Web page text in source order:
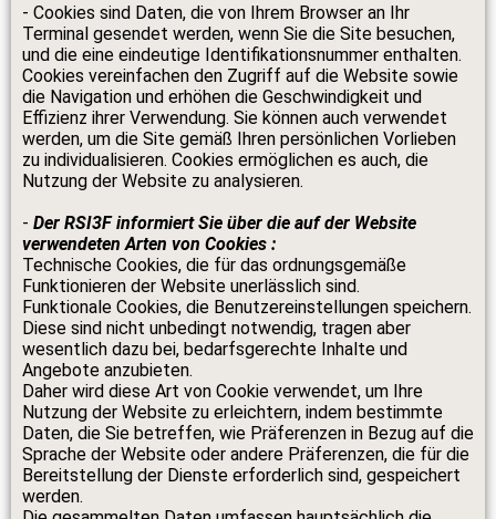
- Cookies sind Daten, die von Ihrem Browser an Ihr
Terminal gesendet werden, wenn Sie die Site besuchen,
und die eine eindeutige Identifikationsnummer enthalten.
Cookies vereinfachen den Zugriff auf die Website sowie
die Navigation und erhöhen die Geschwindigkeit und
Effizienz ihrer Verwendung. Sie können auch verwendet
werden, um die Site gemäß Ihren persönlichen Vorlieben
zu individualisieren. Cookies ermöglichen es auch, die
Nutzung der Website zu analysieren.
- Der RSI3F informiert Sie über die auf der Website
verwendeten Arten von Cookies :
Technische Cookies, die für das ordnungsgemäße
Funktionieren der Website unerlässlich sind.
Funktionale Cookies, die Benutzereinstellungen speichern.
Diese sind nicht unbedingt notwendig, tragen aber
wesentlich dazu bei, bedarfsgerechte Inhalte und
Angebote anzubieten.
Daher wird diese Art von Cookie verwendet, um Ihre
Nutzung der Website zu erleichtern, indem bestimmte
Daten, die Sie betreffen, wie Präferenzen in Bezug auf die
Sprache der Website oder andere Präferenzen, die für die
Bereitstellung der Dienste erforderlich sind, gespeichert
werden.